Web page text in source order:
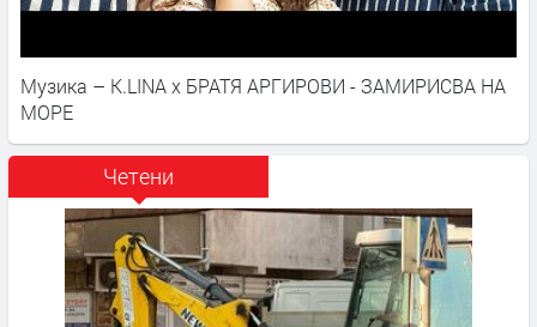
Музика – K.LINA x БРАТЯ АРГИРОВИ - ЗАМИРИСВА НА
МОРЕ
Четени